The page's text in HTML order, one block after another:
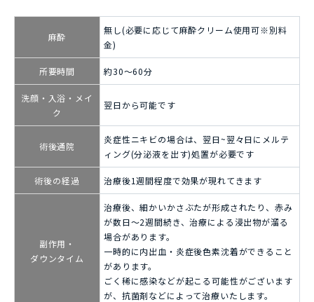
麻酔
無し(必要に応じて麻酔クリーム使用可※別料
金)
所要時間 約30～60分
洗顔・入浴・メイ
ク
翌日から可能です
術後通院
炎症性ニキビの場合は、翌日~翌々日にメルテ
ィング(分泌液を出す)処置が必要です
術後の経過 治療後1週間程度で効果が現れてきます
副作用・
ダウンタイム
治療後、細かいかさぶたが形成されたり、赤み
が数日～2週間続き、治療による浸出物が溜る
場合があります。
一時的に内出血・炎症後色素沈着ができること
があります。
ごく稀に感染などが起こる可能性がございます
が、抗菌剤などによって治療いたします。